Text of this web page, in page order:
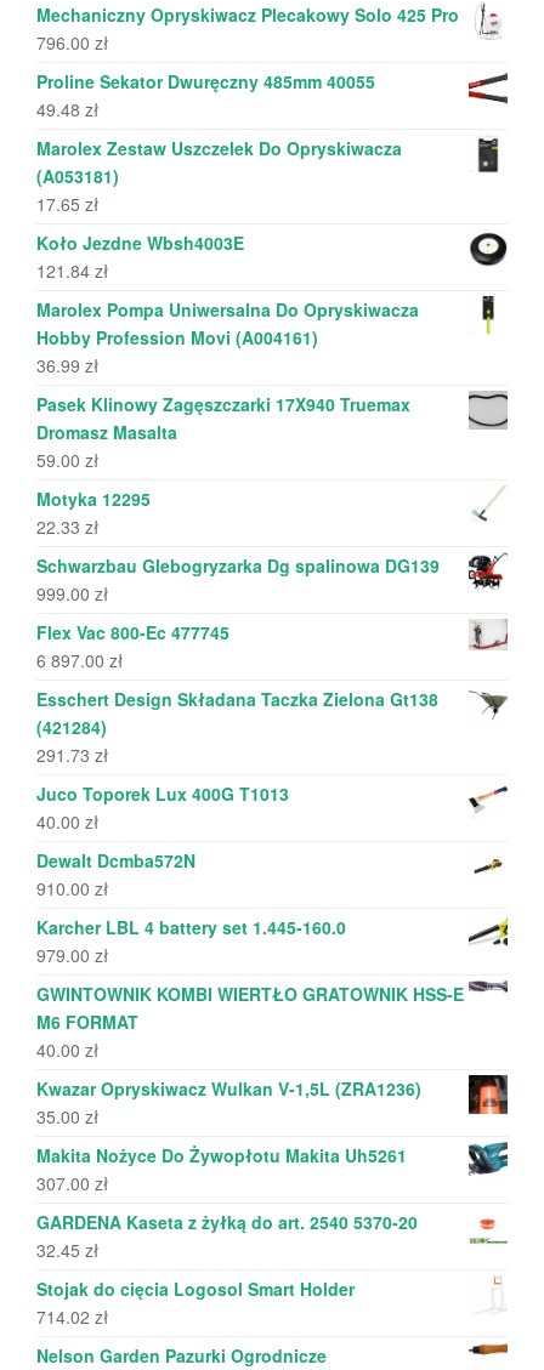
Mechaniczny Opryskiwacz Plecakowy Solo 425 Pro
796.00 zł
Proline Sekator Dwuręczny 485mm 40055
49.48 zł
Marolex Zestaw Uszczelek Do Opryskiwacza
(A053181)
17.65 zł
Koło Jezdne Wbsh4003E
121.84 zł
Marolex Pompa Uniwersalna Do Opryskiwacza
Hobby Profession Movi (A004161)
36.99 zł
Pasek Klinowy Zagęszczarki 17X940 Truemax
Dromasz Masalta
59.00 zł
Motyka 12295
22.33 zł
Schwarzbau Glebogryzarka Dg spalinowa DG139
999.00 zł
Flex Vac 800-Ec 477745
6 897.00 zł
Esschert Design Składana Taczka Zielona Gt138
(421284)
291.73 zł
Juco Toporek Lux 400G T1013
40.00 zł
Dewalt Dcmba572N
910.00 zł
Karcher LBL 4 battery set 1.445-160.0
979.00 zł
GWINTOWNIK KOMBI WIERTŁO GRATOWNIK HSS-E
M6 FORMAT
40.00 zł
Kwazar Opryskiwacz Wulkan V-1,5L (ZRA1236)
35.00 zł
Makita Nożyce Do Żywopłotu Makita Uh5261
307.00 zł
GARDENA Kaseta z żyłką do art. 2540 5370-20
32.45 zł
Stojak do cięcia Logosol Smart Holder
714.02 zł
Nelson Garden Pazurki Ogrodnicze